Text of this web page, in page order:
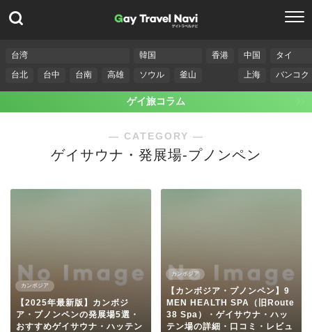
台湾
台北
台中 台南 高雄
韓国
ソウル
釜山
香港
中国
上海
タイ
バンコク
ゲイ旅コラム
― CATEGORY ―
ゲイサウナ・発展場-プノンペン
カンボジア
【2025年最新版】カンボジ
ア・プノンペンの発展場5選・
おすすめゲイサウナ・ハッテン
カンボジア
【カンボジア・プノンペン】9
MEN HEALTH SPA（旧Route
38 Spa）・ゲイサウナ・ハッ
テン場の詳細・口コミ・レビュ